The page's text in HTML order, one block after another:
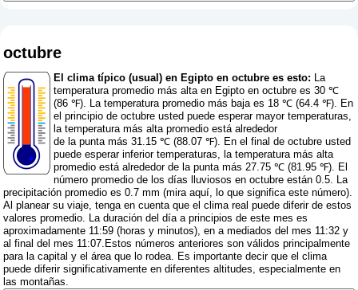
octubre
El clima típico (usual) en Egipto en octubre es esto: La
temperatura promedio más alta en Egipto en octubre es 30 ℃
(86 ℉). La temperatura promedio más baja es 18 ℃ (64.4 ℉). En
el principio de octubre usted puede esperar mayor temperaturas,
la temperatura más alta promedio está alrededor
de la punta más 31.15 ℃ (88.07 ℉). En el final de octubre usted
puede esperar inferior temperaturas, la temperatura más alta
promedio está alrededor de la punta más 27.75 ℃ (81.95 ℉). El
número promedio de los días lluviosos en octubre están 0.5. La
precipitación promedio es 0.7 mm (mira aquí, lo que significa este número).
Al planear su viaje, tenga en cuenta que el clima real puede diferir de estos
valores promedio. La duración del día a principios de este mes es
aproximadamente 11:59 (horas y minutos), en a mediados del mes 11:32 y
al final del mes 11:07.Estos números anteriores son válidos principalmente
para la capital y el área que lo rodea. Es importante decir que el clima
puede diferir significativamente en diferentes altitudes, especialmente en
las montañas.